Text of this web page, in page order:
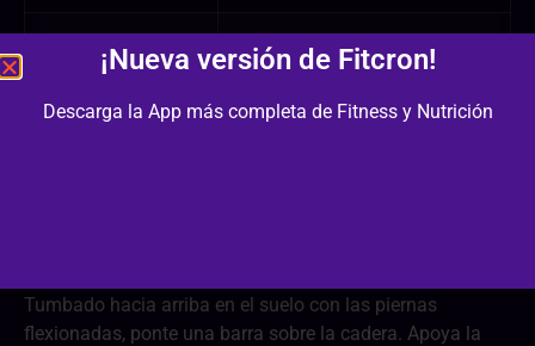
involucrados:
Glúteo, Aductor, Cuádriceps,
Gemelo
Tumbado hacia arriba en el suelo con las piernas
flexionadas, ponte una barra sobre la cadera. Apoya la
¡Nueva versión de Fitcron!
Descarga la App más completa de Fitness y Nutrición